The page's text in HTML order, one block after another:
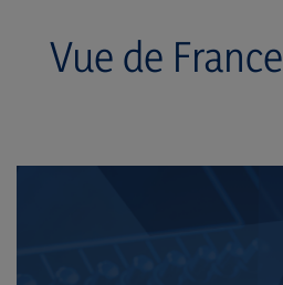
Vue de France